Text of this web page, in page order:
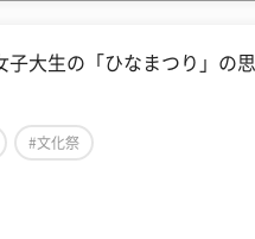
子大生の「ひなまつり」の思
#文化祭